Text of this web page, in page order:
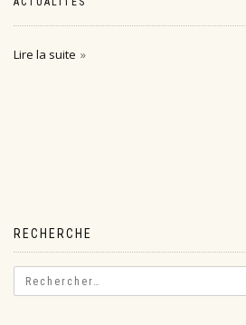
Lire la suite
RECHERCHE